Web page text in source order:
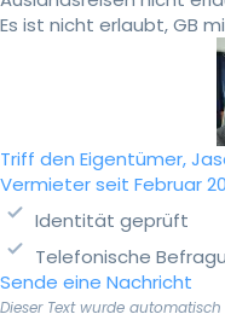
Es ist nicht erlaubt, GB
Triff den Eigentümer,
Vermieter seit Februar
Identität geprüft
Telefonische
Sende eine Nachricht
Dieser Text wurde